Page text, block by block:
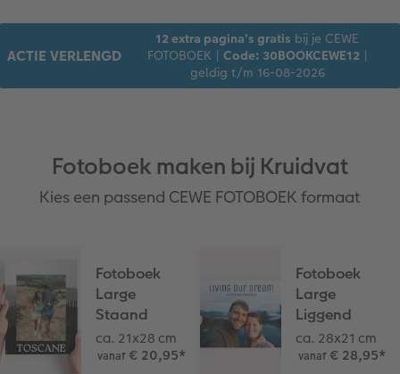
Kids
Papiersoorten
Reliëfopdruk
Art Collection
Ontwerpopties
Making Memories
Mini prints
Foto in lijst
Fotostickers
Lijsten
Pasfoto's maken
Alle extra's
Meerluik
Alle extra's
Met designs
Making Memories Wandkalenders
Telefoonhoesjes
Fotogeschenkboxen
Communiekaarten
Alle thema's
ACTIE VERLENGD
12 extra pagina's gratis bij je CEWE
FOTOBOEK | Code: 30BOOKCEWE12|
geldig t/m 16-08-2026
Fotoboek maken bij Kruidvat
Kies een passend CEWE FOTOBOEK formaat
Fotoboek
Large
Staand
ca. 21x28 cm
vanaf € 20,95*
Fotoboek
Large
Liggend
ca. 28x21 cm
vanaf € 28,95*